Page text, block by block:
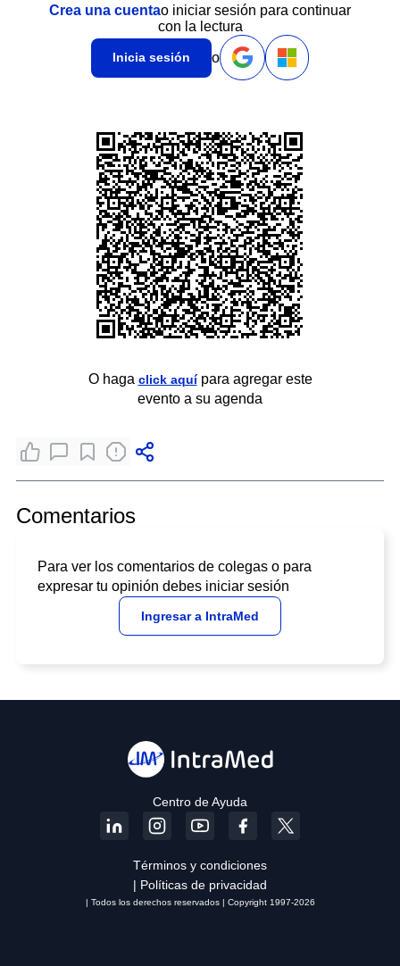
Crea una cuentao iniciar sesión para continuar
con la lectura
Inicia sesión o
O haga click aquípara agregar este
evento a su agenda
Comentarios
Para ver los comentarios de colegas o para
expresar tu opinión debes iniciar sesión
Ingresar a IntraMed
Centro de Ayuda
Términos y condiciones
| Políticas de privacidad
| Todos los derechos reservados | Copyright 1997-2026